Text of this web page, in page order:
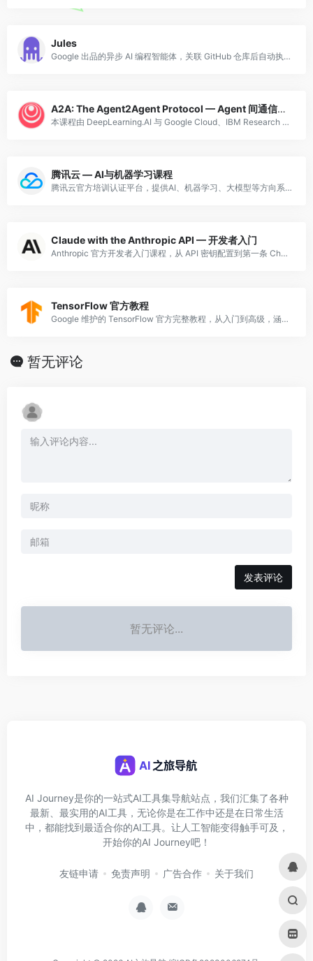
Jules
Google 出品的异步 AI 编程智能体，关联 GitHub 仓库后自动执行任务并提交 PR。
A2A: The Agent2Agent Protocol — Agent 间通信协议实战
本课程由 DeepLearning.AI 与 Google Cloud、IBM Research 联合推出，系统讲解 Google 于 2025 年 4 月发布并捐赠给 Linux 基金会的 Agent2Agent (A2A) 开放协议。课
腾讯云 — AI与机器学习课程
腾讯云官方培训认证平台，提供AI、机器学习、大模型等方向系统课程，涵盖腾讯混元大模型相关内容。
Claude with the Anthropic API — 开发者入门
Anthropic 官方开发者入门课程，从 API 密钥配置到第一条 Chat Completion 请求，涵盖消息格式、角色设置、参数调优。推荐作为 Anthropic 开发者学习路线的第一站。
TensorFlow 官方教程
Google 维护的 TensorFlow 官方完整教程，从入门到高级，涵盖计算机视觉、NLP、生成模型等实战。
暂无评论
发表评论
暂无评论...
AI Journey是你的一站式AI工具集导航站点，我们汇集了各种
最新、最实用的AI工具，无论你是在工作中还是在日常生活
中，都能找到最适合你的AI工具。让人工智能变得触手可及，
开始你的AI Journey吧！
友链申请 免责声明 广告合作 关于我们